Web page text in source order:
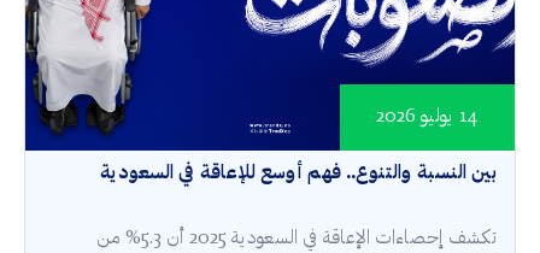
بين النسبة والتنوع.. فهم أوسع للإعاقة في السعودية
14 يوليو 2026
تكشف إحصاءات الإعاقة في السعودية 2025 أن 5.3% من